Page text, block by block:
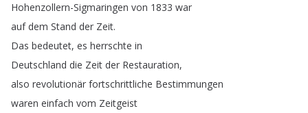
Hohenzollern-Sigmaringen von 1833 war
auf dem Stand der Zeit.
Das bedeutet, es herrschte in
Deutschland die Zeit der Restauration,
also revolutionär fortschrittliche Bestimmungen
waren einfach vom Zeitgeist